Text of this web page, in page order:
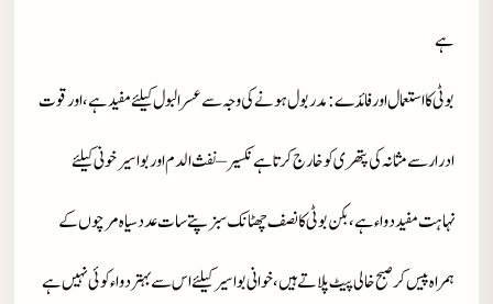
ہے
بوٹی کا استعمال اور فائدے: مدربو ل ہونے کی وجہ سے عسرالبول کیلئے مفید ہے، اور قوت
ادرار سے مثانہ کی پتھری کو خارج کرتا ہے نکسیر – نفث الدم اور بواسیر خونی کیلئے
نہاہت مفید دواء ہے، بکن بوٹی کا نصف چھٹانک سبز پتے سات عدد سیاہ مرچوں کے
ہمراہ پیس کر صبح خالی پیٹ پلاتے ہیں، خوانی بواسیر کیلئے اس سے بہتر دواء کوئی نہیں ہے